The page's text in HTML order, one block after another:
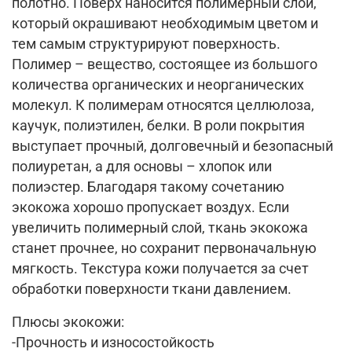
который окрашивают необходимым цветом и
тем самым структурируют поверхность.
Полимер – вещество, состоящее из большого
количества органических и неорганических
молекул. К полимерам относятся целлюлоза,
каучук, полиэтилен, белки. В роли покрытия
выступает прочный, долговечный и безопасный
полиуретан, а для основы – хлопок или
полиэстер. Благодаря такому сочетанию
экокожа хорошо пропускает воздух. Если
увеличить полимерный слой, ткань экокожа
станет прочнее, но сохранит первоначальную
мягкость. Текстура кожи получается за счет
обработки поверхности ткани давлением.
Плюсы экокожи:
-Прочность и износостойкость